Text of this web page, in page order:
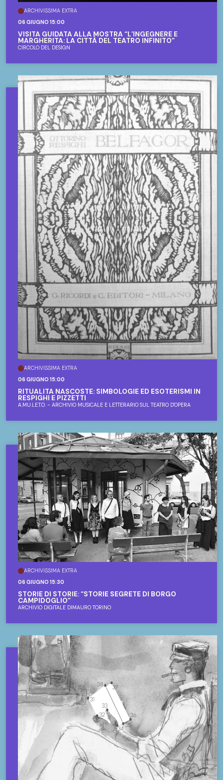
ARCHIVISSIMA EXTRA
06 GIUGNO 15:00
VISITA GUIDATA ALLA MOSTRA “L’INGEGNERE E
MARGHERITA: LA CITTÀ DEL TEATRO INFINITO”
CIRCOLO DEL DESIGN
ARCHIVISSIMA EXTRA
06 GIUGNO 15:00
RITUALITÀ NASCOSTE: SIMBOLOGIE ED ESOTERISMI IN
RESPIGHI E PIZZETTI
A.MU.LE.T.O. - ARCHIVIO MUSICALE E LETTERARIO SUL TEATRO D'OPERA
ARCHIVISSIMA EXTRA
06 GIUGNO 15:30
STORIE DI STORIE: “STORIE SEGRETE DI BORGO
CAMPIDOGLIO”
ARCHIVIO DIGITALE DIMAURO TORINO